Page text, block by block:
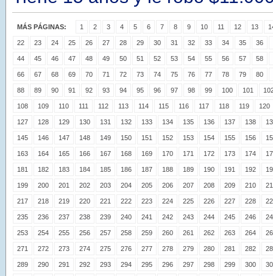
MÁS PÁGINAS: 1 2 3 4 5 6 7 8 9 10 11 12 13
22 23 24 25 26 27 28 29 30 31 32 33 34 35 36
44 45 46 47 48 49 50 51 52 53 54 55 56 57 58
66 67 68 69 70 71 72 73 74 75 76 77 78 79 80
88 89 90 91 92 93 94 95 96 97 98 99 100 101
108 109 110 111 112 113 114 115 116 117 118 119 120
127 128 129 130 131 132 133 134 135 136 137 138
145 146 147 148 149 150 151 152 153 154 155 156
163 164 165 166 167 168 169 170 171 172 173 174
181 182 183 184 185 186 187 188 189 190 191 192
199 200 201 202 203 204 205 206 207 208 209 210
217 218 219 220 221 222 223 224 225 226 227 228
235 236 237 238 239 240 241 242 243 244 245 246
253 254 255 256 257 258 259 260 261 262 263 264
271 272 273 274 275 276 277 278 279 280 281 282
289 290 291 292 293 294 295 296 297 298 299 300